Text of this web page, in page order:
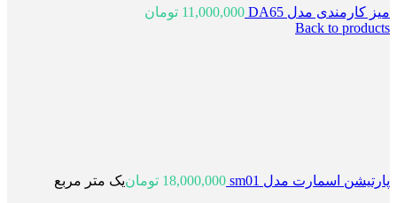
میز کارمندی مدل DA65 11,000,000 تومان
Back to products
پارتیشن اسمارت مدل sm01 18,000,000 تومانیک متر مربع